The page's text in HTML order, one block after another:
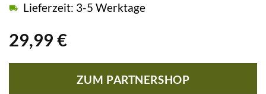
29,99 €
Lieferzeit: 3-5 Werktage
ZUM PARTNERSHOP